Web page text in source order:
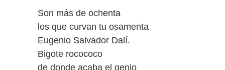
Son más de ochenta
los que curvan tu osamenta
Eugenio Salvador Dalí.
Bigote rocococo
de donde acaba el genio